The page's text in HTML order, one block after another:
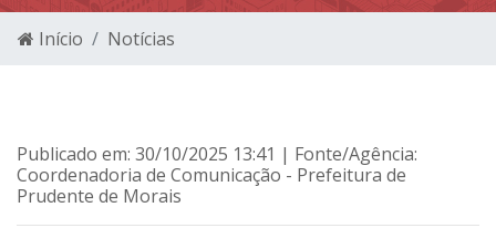
Início Notícias
Publicado em: 30/10/2025 13:41 | Fonte/Agência:
Coordenadoria de Comunicação - Prefeitura de
Prudente de Morais